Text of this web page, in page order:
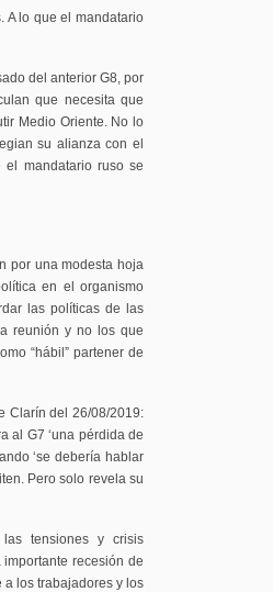
A lo que el mandatario
del anterior G8, por
que necesita que
Medio Oriente. No lo
su alianza con el
mandatario ruso se
por una modesta hoja
en el organismo
las políticas de las
reunión y no los que
“hábil” partener de
Clarín del 26/08/2019:
al G7 ‘una pérdida de
‘se debería hablar
Pero solo revela su
tensiones y crisis
recesión de
a los trabajadores y los